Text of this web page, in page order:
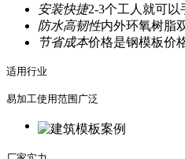
安装快捷2-3个工人就可以
防水高韧性内外环氧树脂
节省成本价格是钢模板价
适用行业
易加工使用范围广泛